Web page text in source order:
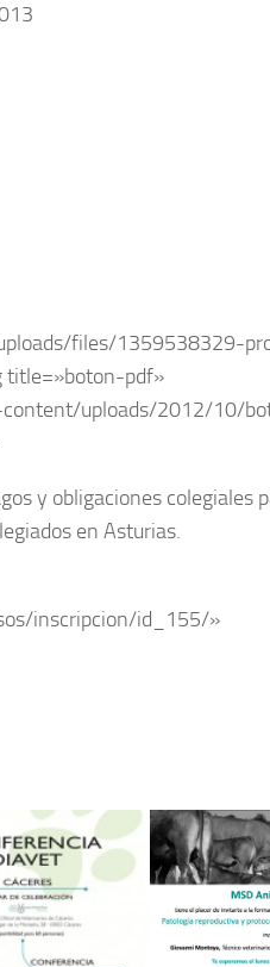
files/1359538329-
title=»boton-pdf»
uploads/2012/10/
y obligaciones colegiales
en Asturias.
inscripcion/id_155/»